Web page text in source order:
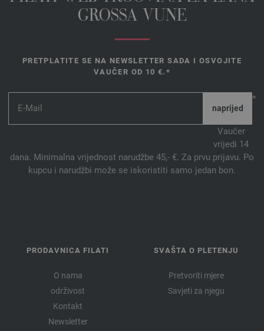
GROSSA VUNE
PRETPLATITE SE NA NEWSLETTER SADA I OSVOJITE
VAUČER OD 10 €.*
*
Vaučer
vrijedi 14
dana. Minimalna vrijednost narudžbe 45,- €. Za prvu prijavu. Po
kupcu i narudžbi može se iskoristiti samo jedan bon.
PRODAVNICA FILATI
O nama
održivost
Kontakt
Newsletter
SVAŠTA O PLETENJU
Pretvoriti mjere
Savjeti za njegu